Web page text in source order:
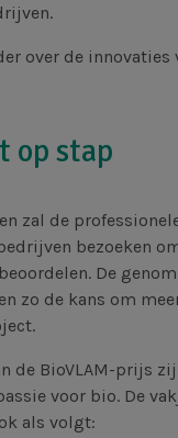
over de innovaties
op stap
zal de
bezoeken
De
zo de kans om
de BioVLAM-prijs
voor bio. De
als volgt: